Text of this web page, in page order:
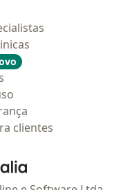
clientes
- Homepage